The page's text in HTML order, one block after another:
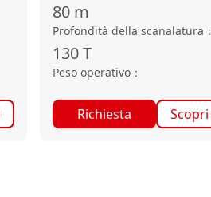
80 m
Profondità della scanalatura ：
130T
Peso operativo ：
Richiesta